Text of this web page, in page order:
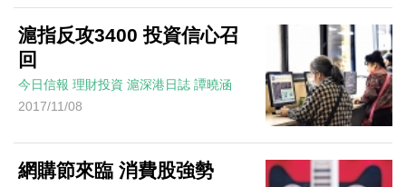
滬指反攻3400 投資信心召
回
今日信報 理財投資 滬深港日誌 譚曉涵
2017/11/08
網購節來臨 消費股強勢